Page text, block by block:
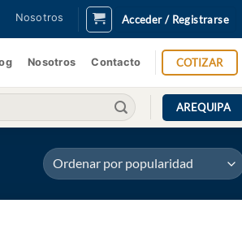
Nosotros Acceder / Registrarse
Nosotros Contacto COTIZAR
AREQUIPA